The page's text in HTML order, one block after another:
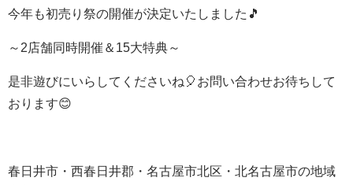
今年も初売り祭の開催が決定いたしました🎵
～2店舗同時開催＆15大特典～
是非遊びにいらしてくださいね 🎈 お問い合わせお待ちして
おります😊
春日井市・西春日井郡・名古屋市北区・北名古屋市の地域